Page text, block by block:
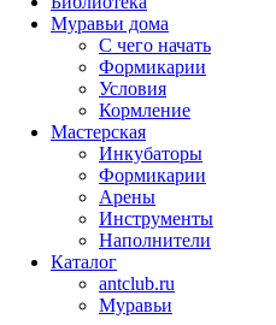
Муравьи дома
С чего начать
Формикарии
Условия
Кормление
Мастерская
Инкубаторы
Формикарии
Арены
Инструменты
Наполнители
Каталог
antclub.ru
Муравьи